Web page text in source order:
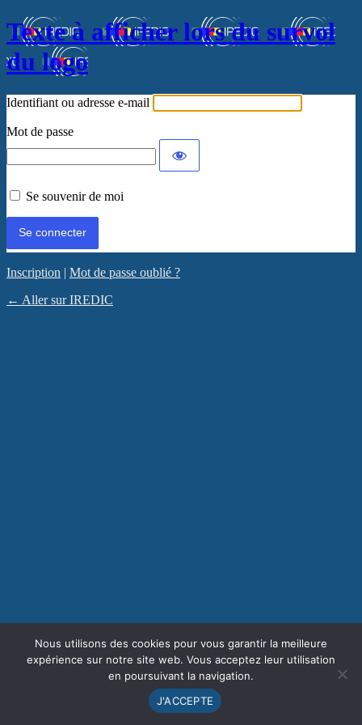
Texte à afficher lors du survol
du logo
Identifiant ou adresse e-mail
Mot de passe
Se souvenir de moi
Inscription | Mot de passe oublié ?
← Aller sur IREDIC
Nous utilisons des cookies pour vous garantir la meilleure
expérience sur notre site web. Vous acceptez leur utilisation
en poursuivant la navigation.
J'ACCEPTE